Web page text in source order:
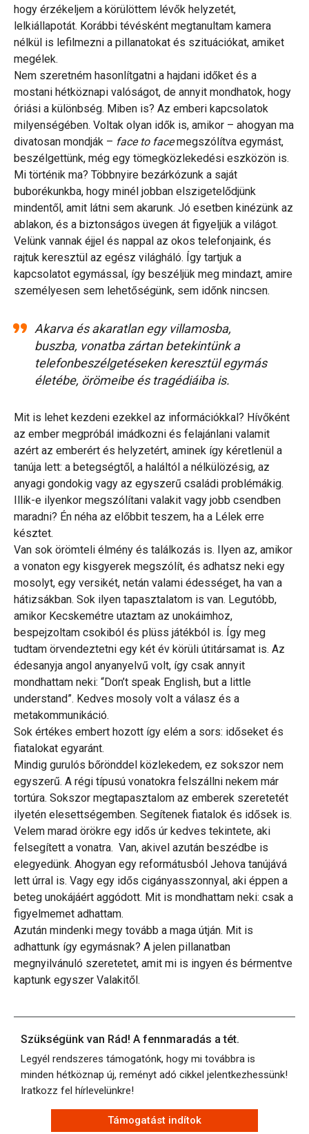
hogy érzékeljem a körülöttem lévők helyzetét,
lelkiállapotát. Korábbi tévésként megtanultam kamera
nélkül is lefilmezni a pillanatokat és szituációkat, amiket
megélek.
Nem szeretném hasonlítgatni a hajdani időket és a
mostani hétköznapi valóságot, de annyit mondhatok, hogy
óriási a különbség. Miben is? Az emberi kapcsolatok
milyenségében. Voltak olyan idők is, amikor – ahogyan ma
divatosan mondják – face to facemegszólítva egymást,
beszélgettünk, még egy tömegközlekedési eszközön is.
Mi történik ma? Többnyire bezárkózunk a saját
buborékunkba, hogy minél jobban elszigetelődjünk
mindentől, amit látni sem akarunk. Jó esetben kinézünk az
ablakon, és a biztonságos üvegen át figyeljük a világot.
Velünk vannak éjjel és nappal az okos telefonjaink, és
rajtuk keresztül az egész világháló. Így tartjuk a
kapcsolatot egymással, így beszéljük meg mindazt, amire
személyesen sem lehetőségünk, sem időnk nincsen.
Akarva és akaratlan egy villamosba,
buszba, vonatba zártan betekintünk a
telefonbeszélgetéseken keresztül egymás
életébe, örömeibe és tragédiáiba is.
Mit is lehet kezdeni ezekkel az információkkal? Hívőként
az ember megpróbál imádkozni és felajánlani valamit
azért az emberért és helyzetért, aminek így kéretlenül a
tanúja lett: a betegségtől, a haláltól a nélkülözésig, az
anyagi gondokig vagy az egyszerű családi problémákig.
Illik-e ilyenkor megszólítani valakit vagy jobb csendben
maradni? Én néha az előbbit teszem, ha a Lélek erre
késztet.
Van sok örömteli élmény és találkozás is. Ilyen az, amikor
a vonaton egy kisgyerek megszólít, és adhatsz neki egy
mosolyt, egy versikét, netán valami édességet, ha van a
hátizsákban. Sok ilyen tapasztalatom is van. Legutóbb,
amikor Kecskemétre utaztam az unokáimhoz,
bespejzoltam csokiból és plüss játékból is. Így meg
tudtam örvendeztetni egy két év körüli útitársamat is. Az
édesanyja angol anyanyelvű volt, így csak annyit
mondhattam neki: “Don’t speak English, but a little
understand”. Kedves mosoly volt a válasz és a
metakommunikáció.
Sok értékes embert hozott így elém a sors: időseket és
fiatalokat egyaránt.
Mindig gurulós bőrönddel közlekedem, ez sokszor nem
egyszerű. A régi típusú vonatokra felszállni nekem már
tortúra. Sokszor megtapasztalom az emberek szeretetét
ilyetén elesettségemben. Segítenek fiatalok és idősek is.
Velem marad örökre egy idős úr kedves tekintete, aki
felsegített a vonatra. Van, akivel azután beszédbe is
elegyedünk. Ahogyan egy reformátusból Jehova tanújává
lett úrral is. Vagy egy idős cigányasszonnyal, aki éppen a
beteg unokájáért aggódott. Mit is mondhattam neki: csak a
figyelmemet adhattam.
Azután mindenki megy tovább a maga útján. Mit is
adhattunk így egymásnak? A jelen pillanatban
megnyilvánuló szeretetet, amit mi is ingyen és bérmentve
kaptunk egyszer Valakitől.
Szükségünk van Rád! A fennmaradás a tét.
Legyél rendszeres támogatónk, hogy mi továbbra is
minden hétköznap új, reményt adó cikkel jelentkezhessünk!
Iratkozz fel hírlevelünkre!
Támogatást indítok